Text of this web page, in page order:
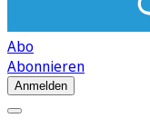
Abo
Abonnieren
Anmelden